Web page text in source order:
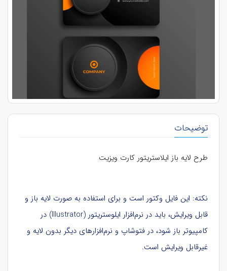
توضیحات
طرح لایه باز ایلاستریتور کارت ویزیت
نکته: این فایل وکتور است و برای استفاده به صورت لایه باز و
قابل ویرایش، باید در نرم‌افزار ایلوستریتور (Illustrator) در
کامپیوتر باز شود، در فتوشاپ و نرم‌افزارهای دیگر بدون لایه و
غیرقابل ویرایش است.